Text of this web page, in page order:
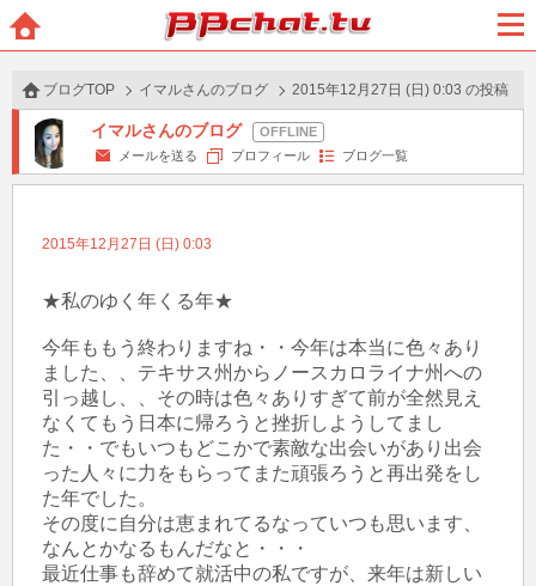
BBchatTV
ュー
ブログTOP イマルさんのブログ 2015年12月27日 (日) 0:03 の投稿
イマルさんのブログ
メールを送る プロフィール ブログ一覧
2015年12月27日 (日) 0:03
★私のゆく年くる年★
今年ももう終わりますね・・今年は本当に色々あり
ました、、テキサス州からノースカロライナ州への
引っ越し、、その時は色々ありすぎて前が全然見え
なくてもう日本に帰ろうと挫折しようしてまし
た・・でもいつもどこかで素敵な出会いがあり出会
った人々に力をもらってまた頑張ろうと再出発をし
た年でした。
その度に自分は恵まれてるなっていつも思います、
なんとかなるもんだなと・・・
最近仕事も辞めて就活中の私ですが、来年は新しい